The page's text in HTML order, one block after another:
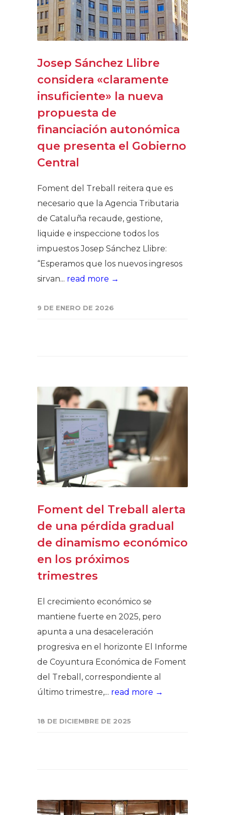
Josep Sánchez Llibre
considera «claramente
insuficiente» la nueva
propuesta de
financiación autonómica
que presenta el Gobierno
Central
Foment del Treball reitera que es
necesario que la Agencia Tributaria
de Cataluña recaude, gestione,
liquide e inspeccione todos los
impuestos Josep Sánchez Llibre:
“Esperamos que los nuevos ingresos
sirvan... read more →
9 DE ENERO DE 2026
Foment del Treball alerta
de una pérdida gradual
de dinamismo económico
en los próximos
trimestres
El crecimiento económico se
mantiene fuerte en 2025, pero
apunta a una desaceleración
progresiva en el horizonte El Informe
de Coyuntura Económica de Foment
del Treball, correspondiente al
último trimestre,... read more →
18 DE DICIEMBRE DE 2025